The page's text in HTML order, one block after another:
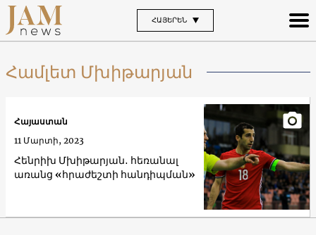
ՀԱՅԵՐԵՆ
Համլետ Մխիթարյան
Հենրիխ Մխիթարյան․ հեռանալ
առանց «հրաժեշտի հանդիպման»
Հայաստան
11 Մարտի, 2023